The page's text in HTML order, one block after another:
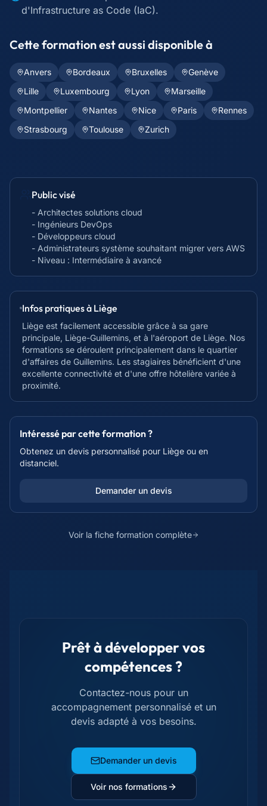
d'Infrastructure as Code (IaC).
Cette formation est aussi disponible à
Anvers Bordeaux Bruxelles
Genève
Lille
Luxembourg Lyon
Marseille
Montpellier
Nantes Nice Paris
Rennes
Strasbourg
Toulouse Zurich
Public visé
- Architectes solutions cloud
- Ingénieurs DevOps
- Développeurs cloud
- Administrateurs système souhaitant migrer vers AWS
- Niveau : Intermédiaire à avancé
Infos pratiques à Liège
Liège est facilement accessible grâce à sa gare
principale, Liège-Guillemins, et à l'aéroport de Liège. Nos
formations se déroulent principalement dans le quartier
d'affaires de Guillemins. Les stagiaires bénéficient d'une
excellente connectivité et d'une offre hôtelière variée à
proximité.
Intéressé par cette formation ?
Obtenez un devis personnalisé pour Liège ou en
distanciel.
Demander un devis
Voir la fiche formation complète
Prêt à développer vos
compétences ?
Contactez-nous pour un
accompagnement personnalisé et un
devis adapté à vos besoins.
Demander un devis
Voir nos formations